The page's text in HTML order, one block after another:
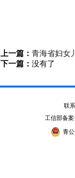
上一篇： 青海省妇女
下一篇： 没有了
联
工信部备
青公